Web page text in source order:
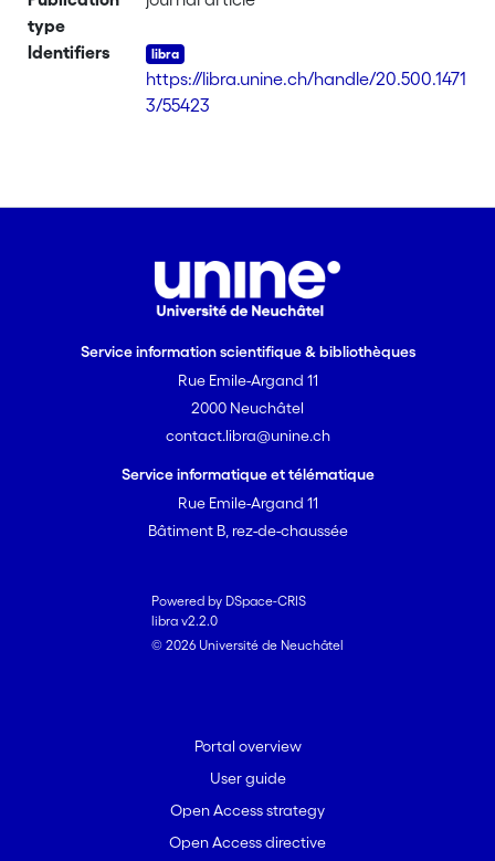
type
Identifiers
https://libra.unine.ch/handle/20.500.1471
3/55423
Service information scientifique & bibliothèques
Rue Emile-Argand 11
2000 Neuchâtel
contact.libra@unine.ch
Service informatique et télématique
Rue Emile-Argand 11
Bâtiment B, rez-de-chaussée
Powered by DSpace-CRIS
libra v2.2.0
© 2026 Université de Neuchâtel
Portal overview
User guide
Open Access strategy
Open Access directive